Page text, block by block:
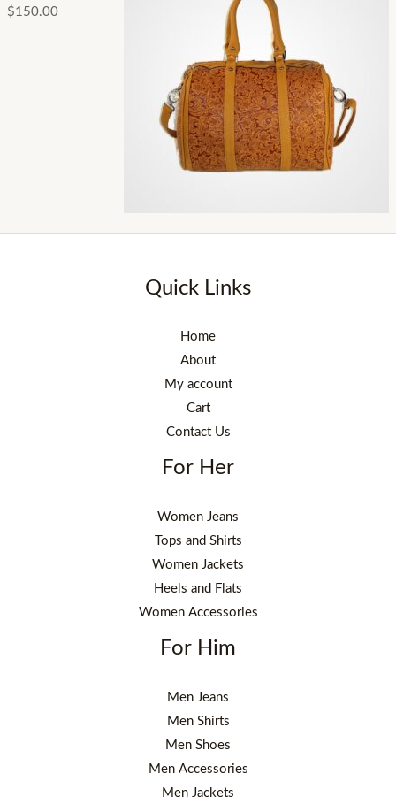
$150.00
Quick Links
Home
About
My account
Cart
Contact Us
For Her
Women Jeans
Tops and Shirts
Women Jackets
Heels and Flats
Women Accessories
For Him
Men Jeans
Men Shirts
Men Shoes
Men Accessories
Men Jackets